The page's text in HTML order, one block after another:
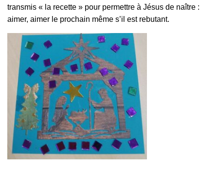
transmis « la recette » pour permettre à Jésus de naître :
aimer, aimer le prochain même s’il est rebutant.